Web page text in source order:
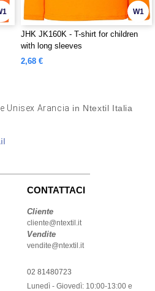
W1
JHK JK160K - T-shirt for children
with long sleeves
2,68 €
Unisex Arancia in Ntextil Italia
CONTATTACI
Cliente
cliente@ntextil.it
Vendite
vendite@ntextil.it
02 81480723
Lunedì - Giovedì: 10:00-13:00 e